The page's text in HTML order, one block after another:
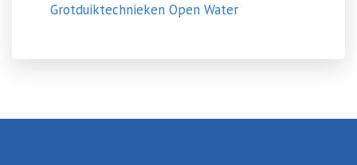
Grotduiktechnieken Open Water